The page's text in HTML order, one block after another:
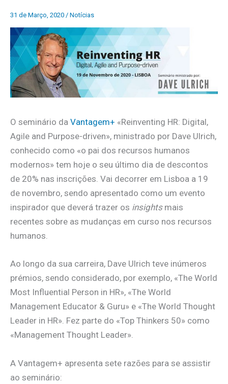
31 de Março, 2020 / Notícias
O seminário da Vantagem+ «Reinventing HR: Digital,
Agile and Purpose-driven», ministrado por Dave Ulrich,
conhecido como «o pai dos recursos humanos
modernos» tem hoje o seu último dia de descontos
de 20% nas inscrições. Vai decorrer em Lisboa a 19
de novembro, sendo apresentado como um evento
inspirador que deverá trazer os insights mais
recentes sobre as mudanças em curso nos recursos
humanos.
Ao longo da sua carreira, Dave Ulrich teve inúmeros
prémios, sendo considerado, por exemplo, «The World
Most Influential Person in HR», «The World
Management Educator & Guru» e «The World Thought
Leader in HR». Fez parte do «Top Thinkers 50» como
«Management Thought Leader».
A Vantagem+ apresenta sete razões para se assistir
ao seminário: